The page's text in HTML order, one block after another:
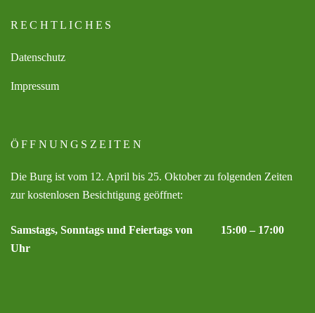
RECHTLICHES
Datenschutz
Impressum
ÖFFNUNGSZEITEN
Die Burg ist vom 12. April bis 25. Oktober zu folgenden Zeiten
zur kostenlosen Besichtigung geöffnet:
Samstags, Sonntags und Feiertags von 15:00 – 17:00
Uhr